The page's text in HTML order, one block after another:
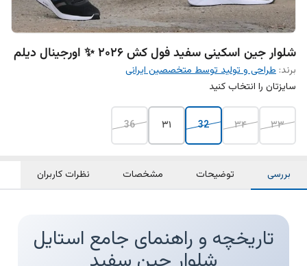
شلوار جین اسکینی سفید فول کش 2026 ✨ اورجینال دیلم
برند: طراحی و تولید توسط متخصصین ایرانی
سایزتان را انتخاب کنید
۳۳ ۳۴ 32 ۳۱ 36
بررسی توضیحات مشخصات نظرات کاربران
تاریخچه و راهنمای جامع استایل